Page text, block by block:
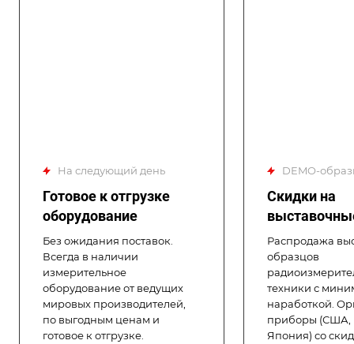
на следующий день
Готовое к отгрузке
оборудование
Без ожидания поставок.
Всегда в наличии
измерительное
оборудование от ведущих
мировых производителей,
по выгодным ценам и
готовое к отгрузке.
DEMO-
Скидки на
Распродажа
образцов
техники с
наработкой.
приборы (США,
Япония) со